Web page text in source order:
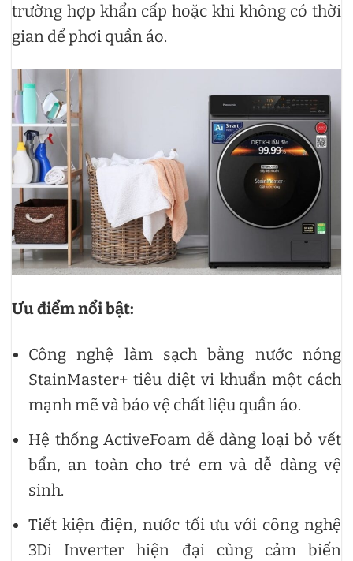
trường hợp khẩn cấp hoặc khi không có thời
gian để phơi quần áo.
Ưu điểm nổi bật:
Công nghệ làm sạch bằng nước nóng
StainMaster+ tiêu diệt vi khuẩn một cách
mạnh mẽ và bảo vệ chất liệu quần áo.
Hệ thống ActiveFoam dễ dàng loại bỏ vết
bẩn, an toàn cho trẻ em và dễ dàng vệ
sinh.
Tiết kiện điện, nước tối ưu với công nghệ
3Di Inverter hiện đại cùng cảm biến